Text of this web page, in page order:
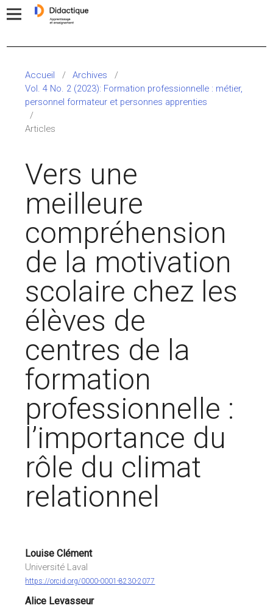
Accueil / Archives
/
Vol. 4 No. 2 (2023): Formation professionnelle : métier,
personnel formateur et personnes apprenties
/
Articles
Vers une
meilleure
compréhension
de la motivation
scolaire chez les
élèves de
centres de la
formation
professionnelle :
l’importance du
rôle du climat
relationnel
Louise Clément
Université Laval
https://orcid.org/0000-0001-8230-2077
Alice Levasseur